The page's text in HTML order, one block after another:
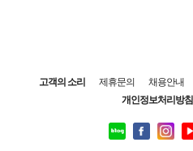
고객의 소리 제휴문의 채용안내
개인정보처리방침